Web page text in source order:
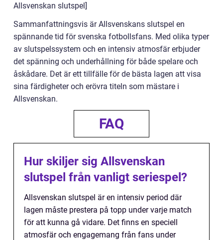
Allsvenskan slutspel]
Sammanfattningsvis är Allsvenskans slutspel en
spännande tid för svenska fotbollsfans. Med olika typer
av slutspelssystem och en intensiv atmosfär erbjuder
det spänning och underhållning för både spelare och
åskådare. Det är ett tillfälle för de bästa lagen att visa
sina färdigheter och erövra titeln som mästare i
Allsvenskan.
FAQ
Hur skiljer sig Allsvenskan
slutspel från vanligt seriespel?
Allsvenskan slutspel är en intensiv period där
lagen måste prestera på topp under varje match
för att kunna gå vidare. Det finns en speciell
atmosfär och engagemang från fans under